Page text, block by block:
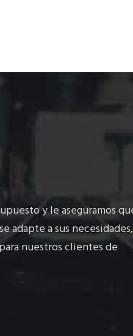
y le aseguramos
adapte a sus necesidades,
nuestros clientes de